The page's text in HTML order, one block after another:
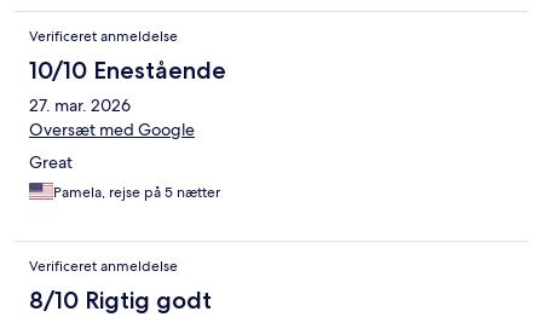
Verificeret anmeldelse
10/10 Enestående
27. mar. 2026
Oversæt med Google
Great
Pamela, rejse på 5 nætter
Verificeret anmeldelse
8/10 Rigtig godt